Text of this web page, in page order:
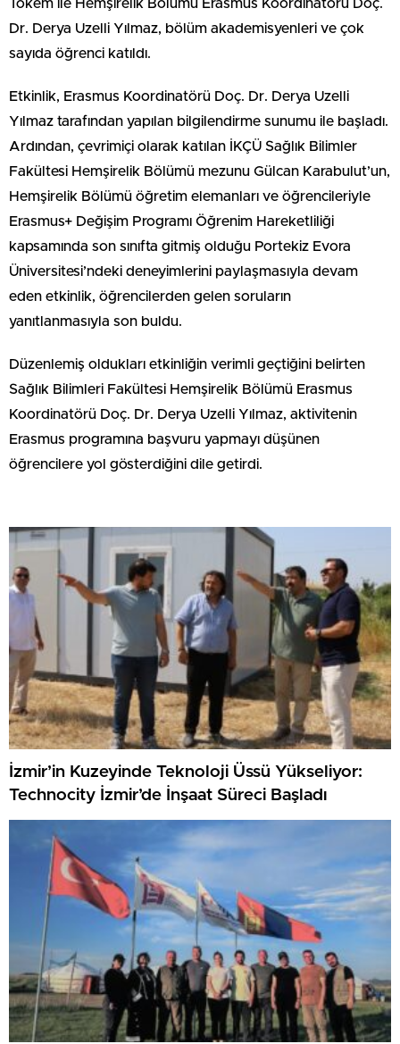
Tokem ile Hemşirelik Bölümü Erasmus Koordinatörü Doç.
Dr. Derya Uzelli Yılmaz, bölüm akademisyenleri ve çok
sayıda öğrenci katıldı.
Etkinlik, Erasmus Koordinatörü Doç. Dr. Derya Uzelli
Yılmaz tarafından yapılan bilgilendirme sunumu ile başladı.
Ardından, çevrimiçi olarak katılan İKÇÜ Sağlık Bilimler
Fakültesi Hemşirelik Bölümü mezunu Gülcan Karabulut’un,
Hemşirelik Bölümü öğretim elemanları ve öğrencileriyle
Erasmus+ Değişim Programı Öğrenim Hareketliliği
kapsamında son sınıfta gitmiş olduğu Portekiz Evora
Üniversitesi’ndeki deneyimlerini paylaşmasıyla devam
eden etkinlik, öğrencilerden gelen soruların
yanıtlanmasıyla son buldu.
Düzenlemiş oldukları etkinliğin verimli geçtiğini belirten
Sağlık Bilimleri Fakültesi Hemşirelik Bölümü Erasmus
Koordinatörü Doç. Dr. Derya Uzelli Yılmaz, aktivitenin
Erasmus programına başvuru yapmayı düşünen
öğrencilere yol gösterdiğini dile getirdi.
İzmir’in Kuzeyinde Teknoloji Üssü Yükseliyor:
Technocity İzmir’de İnşaat Süreci Başladı